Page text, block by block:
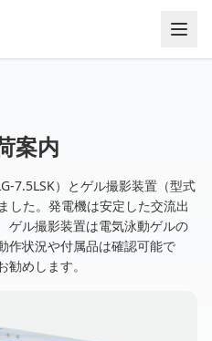
案内
7.5LSK）とゲル撮影装置（型式
した。発電機は安定した交流出
ゲル撮影装置は電気泳動ゲルの
作状況や付属品は確認可能で
めします。